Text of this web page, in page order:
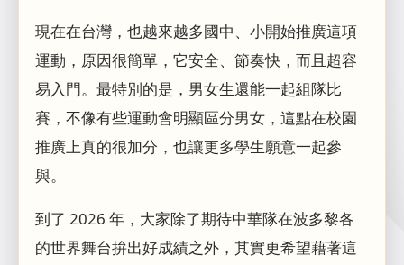
現在在台灣，也越來越多國中、小開始推廣這項
運動，原因很簡單，它安全、節奏快，而且超容
易入門。最特別的是，男女生還能一起組隊比
賽，不像有些運動會明顯區分男女，這點在校園
推廣上真的很加分，也讓更多學生願意一起參
與。
到了 2026 年，大家除了期待中華隊在波多黎各
的世界舞台拚出好成績之外，其實更希望藉著這